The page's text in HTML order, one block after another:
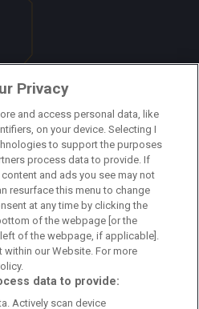
Privacy
and access personal data, like
on your device. Selecting I
to support the purposes
process data to provide. If
and ads you see may not
resurface this menu to change
at any time by clicking the
of the webpage [or the
of the webpage, if applicable].
our Website. For more
data to provide:
Actively scan device